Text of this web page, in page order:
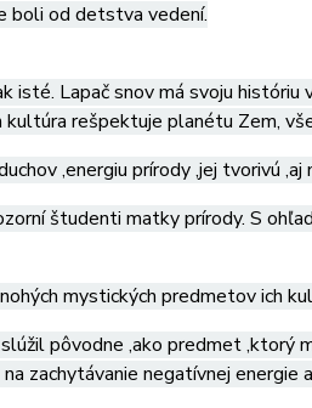
boli od detstva vedení.
isté. Lapač snov má svoju
kultúra rešpektuje planétu Zem,
,energiu prírody ,jej tvorivú ,aj
študenti matky prírody. S
mystických predmetov ich
pôvodne ,ako predmet ,ktorý
zachytávanie negatívnej energie